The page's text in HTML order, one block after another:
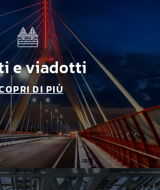
e viadotti
DI PIÙ